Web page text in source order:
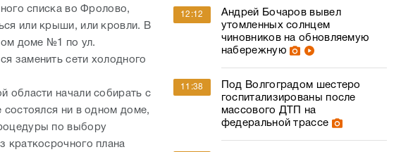
списка во Фролово,
или крыши, или кровли. В
доме №1 по ул.
заменить сети холодного
области начали собирать с
ни в одном доме,
по выбору
краткосрочного плана
12:12
Андрей Бочаров вывел
утомленных солнцем
чиновников на обновляемую
набережную
11:38
Под Волгоградом шестеро
госпитализированы после
массового ДТП на
федеральной трассе